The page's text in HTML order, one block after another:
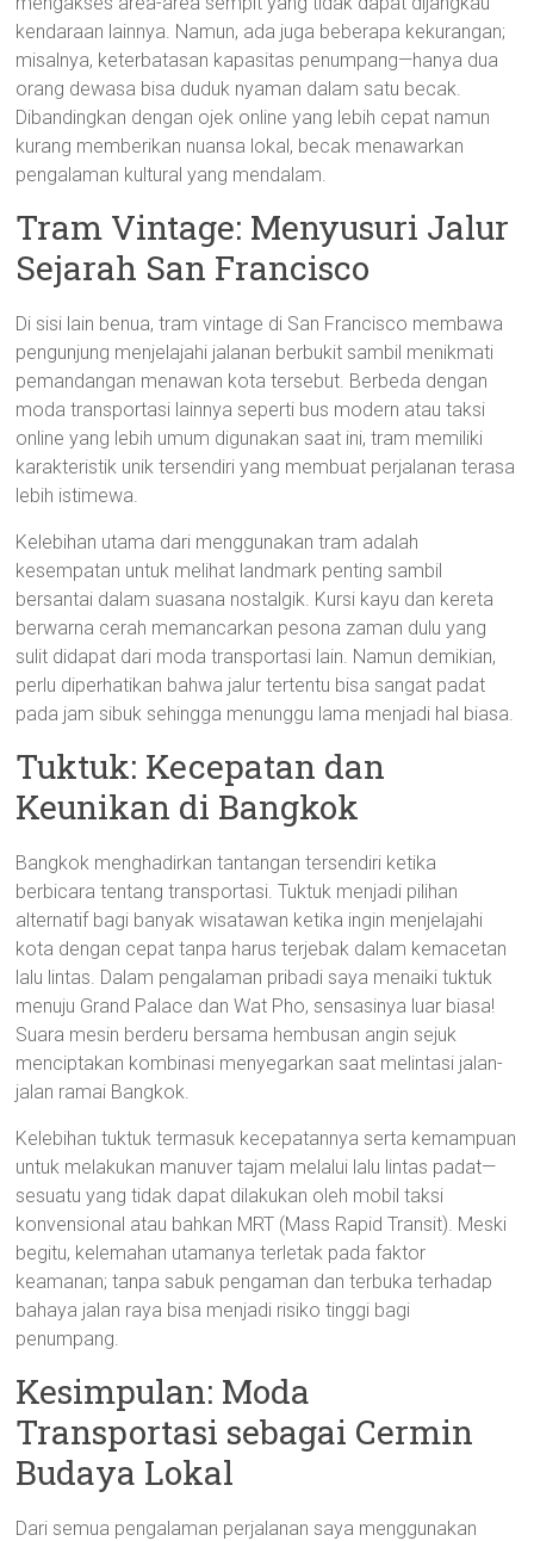
kendaraan lainnya. Namun, ada juga beberapa kekurangan;
misalnya, keterbatasan kapasitas penumpang—hanya dua
orang dewasa bisa duduk nyaman dalam satu becak.
Dibandingkan dengan ojek online yang lebih cepat namun
kurang memberikan nuansa lokal, becak menawarkan
pengalaman kultural yang mendalam.
Tram Vintage: Menyusuri Jalur
Sejarah San Francisco
Di sisi lain benua, tram vintage di San Francisco membawa
pengunjung menjelajahi jalanan berbukit sambil menikmati
pemandangan menawan kota tersebut. Berbeda dengan
moda transportasi lainnya seperti bus modern atau taksi
online yang lebih umum digunakan saat ini, tram memiliki
karakteristik unik tersendiri yang membuat perjalanan terasa
lebih istimewa.
Kelebihan utama dari menggunakan tram adalah
kesempatan untuk melihat landmark penting sambil
bersantai dalam suasana nostalgik. Kursi kayu dan kereta
berwarna cerah memancarkan pesona zaman dulu yang
sulit didapat dari moda transportasi lain. Namun demikian,
perlu diperhatikan bahwa jalur tertentu bisa sangat padat
pada jam sibuk sehingga menunggu lama menjadi hal biasa.
Tuktuk: Kecepatan dan
Keunikan di Bangkok
Bangkok menghadirkan tantangan tersendiri ketika
berbicara tentang transportasi. Tuktuk menjadi pilihan
alternatif bagi banyak wisatawan ketika ingin menjelajahi
kota dengan cepat tanpa harus terjebak dalam kemacetan
lalu lintas. Dalam pengalaman pribadi saya menaiki tuktuk
menuju Grand Palace dan Wat Pho, sensasinya luar biasa!
Suara mesin berderu bersama hembusan angin sejuk
menciptakan kombinasi menyegarkan saat melintasi jalan-
jalan ramai Bangkok.
Kelebihan tuktuk termasuk kecepatannya serta kemampuan
untuk melakukan manuver tajam melalui lalu lintas padat—
sesuatu yang tidak dapat dilakukan oleh mobil taksi
konvensional atau bahkan MRT (Mass Rapid Transit). Meski
begitu, kelemahan utamanya terletak pada faktor
keamanan; tanpa sabuk pengaman dan terbuka terhadap
bahaya jalan raya bisa menjadi risiko tinggi bagi
penumpang.
Kesimpulan: Moda
Transportasi sebagai Cermin
Budaya Lokal
Dari semua pengalaman perjalanan saya menggunakan